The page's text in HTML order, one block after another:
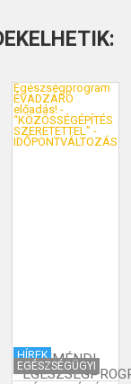
HÍREK
EGÉSZSÉGÜGYI
VÉMÉNDI